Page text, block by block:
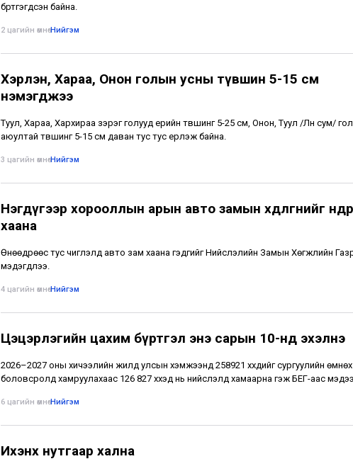
бүртгэгдсэн байна.
2 цагийн өмнө•Нийгэм
Хэрлэн, Хараа, Онон голын усны түвшин 5-15 см
нэмэгджээ
Туул, Хараа, Хархираа зэрэг голууд үерийн түвшинг 5-25 см, Онон, Туул /Лүн сум/ гол
аюултай түвшинг 5-15 см даван тус тус үерлэж байна.
3 цагийн өмнө•Нийгэм
Нэгдүгээр хорооллын арын авто замын хөдөлгөөнийг
хаана
Өнөөдрөөс тус чиглэлд авто зам хаана гэдгийг Нийслэлийн Замын Хөгжлийн
мэдэгдлээ.
4 цагийн өмнө•Нийгэм
Цэцэрлэгийн цахим бүртгэл энэ сарын 10-нд эхэлнэ
2026–2027 оны хичээлийн жилд улсын хэмжээнд 258921 хүүхдийг сургуулийн өмнөх
боловсролд хамруулахаас 126 827 хүүхэд нь нийслэлд хамаарна гэж БЕГ-аас
6 цагийн өмнө•Нийгэм
Ихэнх нутгаар хална